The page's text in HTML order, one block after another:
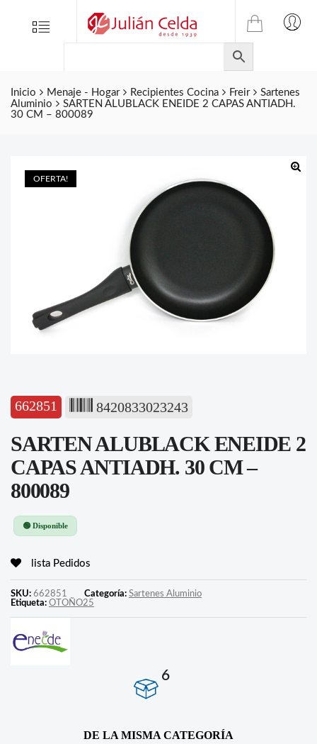
Menu
TIENDA
ONLINE
DE
JULIAN
CELDA
Inicio Menaje - Hogar Recipientes Cocina Freir
Sartenes
Aluminio
SARTEN ALUBLACK ENEIDE 2 CAPAS ANTIADH.
30 CM – 800089
OFERTA!
662851 8420833023243
SARTEN ALUBLACK ENEIDE 2
CAPAS ANTIADH. 30 CM –
800089
🟢 Disponible
lista Pedidos
SKU: 662851 Categoría: Sartenes Aluminio
Etiqueta: OTOÑO25
6
DE LA MISMA CATEGORÍA
Folletos
Contacto